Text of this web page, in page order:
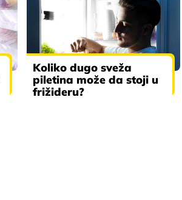
Koliko dugo sveža
piletina može da stoji u
frižideru?